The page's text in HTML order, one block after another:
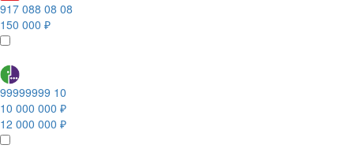
917 088 08 08
150 000 ₽
99999999 10
10 000 000 ₽
12 000 000 ₽